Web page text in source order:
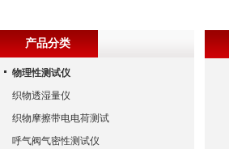
产品分类
物理性测试仪
织物透湿量仪
织物摩擦带电电荷测试
呼气阀气密性测试仪